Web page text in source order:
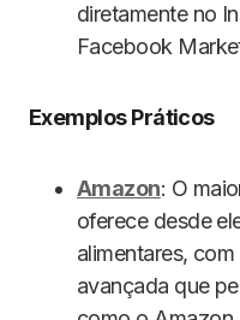
diretamente no
Facebook
Exemplos Práticos
Amazon: O
oferece desde
alimentares,
avançada que